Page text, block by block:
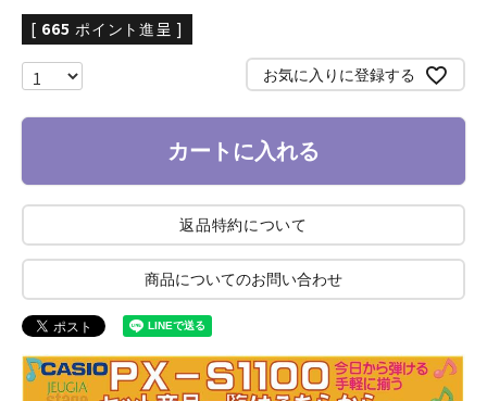
[ 665 ポイント進呈 ]
お気に入りに登録する
カートに入れる
返品特約について
商品についてのお問い合わせ